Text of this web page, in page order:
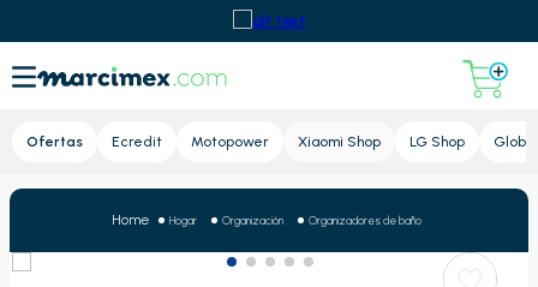
Ofertas Ecredit Motopower Xiaomi Shop LG Shop Global
Hogar Organización Organizadores de baño